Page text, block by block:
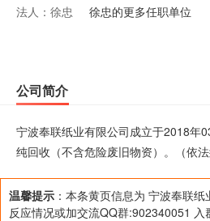
法须经批准的项目，经相
法人： 徐忠 徐忠的更多任职单位
公司简介
宁波奉联纸业有限公司成立于2018年
纯回收（不含危险废旧物资）。（依
温馨提示 ：本条黄页信息为 宁波奉联
反应情况或加交流QQ群:902340051 入